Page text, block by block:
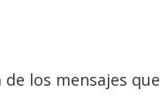
los mensajes que